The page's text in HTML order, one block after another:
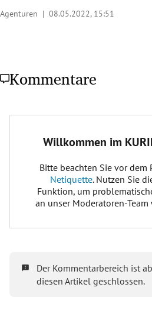
Agenturen | 08.05.2022, 15:51
Kommentare